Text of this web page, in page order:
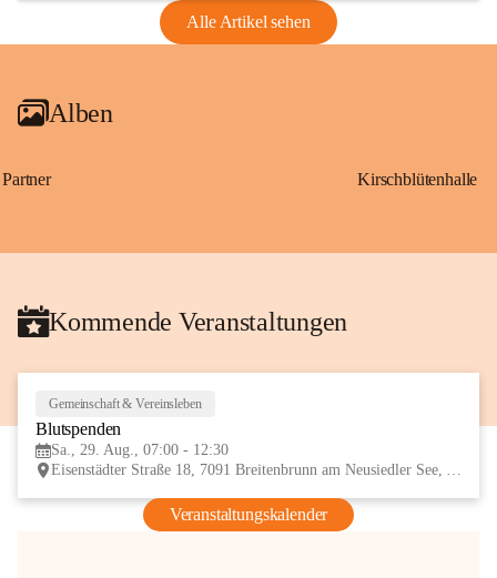
Alle Artikel sehen
Alben
Partner Kirschblütenhalle
Kommende Veranstaltungen
Gemeinschaft & Vereinsleben
Blutspenden
Sa., 29. Aug., 07:00 - 12:30
Eisenstädter Straße 18, 7091 Breitenbrunn am Neusiedler See, AUT
Veranstaltungskalender